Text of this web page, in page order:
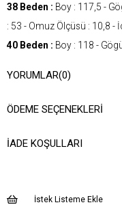
38 Beden : Boy : 117,5 -
: 53 - Omuz Ölçüsü : 10,8 -
40 Beden : Boy : 118 -
Boy : 118,5 -
: 57 - Omuz Ölçüsü : 11,2 -
Desen Düz
YORUMLAR(0)
ÖDEME SEÇENEKLERI
İADE KOŞULLARI
İstek Listeme Ekle